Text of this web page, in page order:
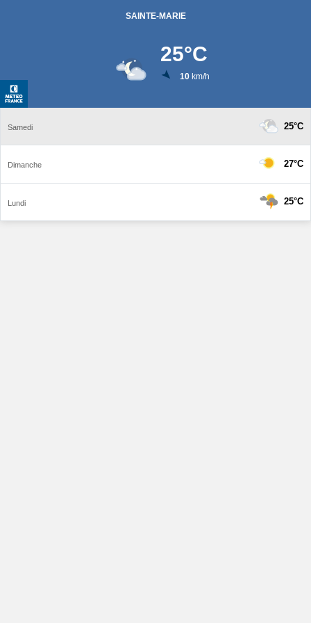
SAINTE-MARIE
25°C
10km/h
Samedi 25°C
Dimanche 27°C
Lundi 25°C